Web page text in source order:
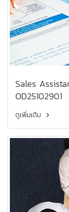
Sales
OD25102901
ดูเพิ่มเติม